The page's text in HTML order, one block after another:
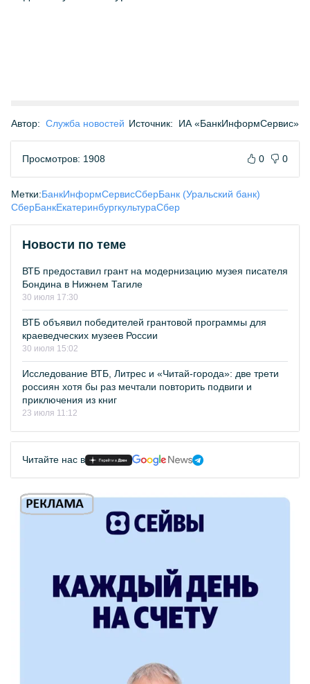
Автор: Служба новостей Источник: ИА «БанкИнформСервис»
Просмотров: 1908 0 0
Метки:БанкИнформСервисСберБанк (Уральский банк)
СберБанкЕкатеринбургкультураСбер
Новости по теме
ВТБ предоставил грант на модернизацию музея писателя
Бондина в Нижнем Тагиле
30 июля 17:30
ВТБ объявил победителей грантовой программы для
краеведческих музеев России
30 июля 15:02
Исследование ВТБ, Литрес и «Читай-города»: две трети
россиян хотя бы раз мечтали повторить подвиги и
приключения из книг
23 июля 11:12
Читайте нас в